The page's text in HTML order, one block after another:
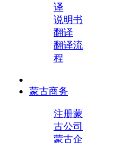
译
说明书
翻译
翻译流
程
蒙古商务
注册蒙
古公司
蒙古企